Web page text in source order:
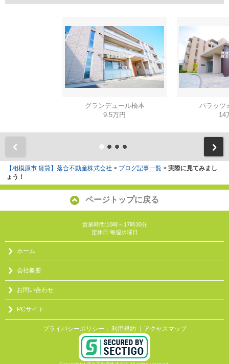
グランデュール橋本
9.5万円
パラッ
14
【相模原市 賃貸】落合不動産株式会社 > ブログ記事一覧 > 実際に見てみまし
ょう！
ページトップに戻る
営業時間:10時～17時30分
定休日:毎週水曜日
ホーム
会社概要
お問い合わせ
PCサイト
プライバシーポリシー ｜ 利用規約 ｜アクセスマップ